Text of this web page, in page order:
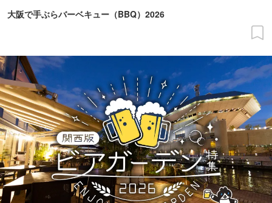
大阪で手ぶらバーベキュー（BBQ）2026